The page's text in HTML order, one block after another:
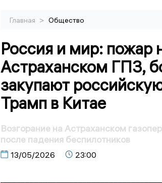
Главная > Общество
Россия и мир: пожар
Астраханском ГПЗ,
закупают
Трамп в Китае
Возгорание на Астраханском
после падения беспилотников
13/05/2026 23:00